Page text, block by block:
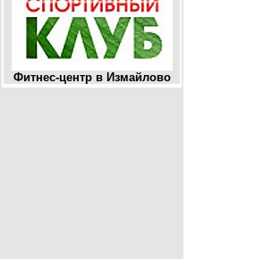
Фитнес-центр в Измайлово